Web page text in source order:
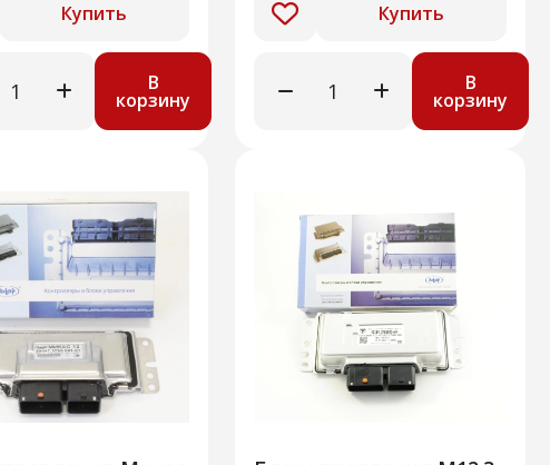
Купить
В
корзину
Купить
В
корзину